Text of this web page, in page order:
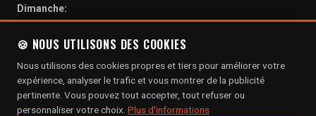
Dimanche:
Fermé
Carrer de Joan Güell, 207
Les Corts, 08028 Barcelona
🍪 NOUS UTILISONS DES COOKIES
Nous utilisons des cookies propres et tiers pour améliorer votre
expérience, analyser le trafic et vous montrer de la publicité
pertinente. Vous pouvez tout accepter, tout refuser ou
personnaliser votre choix. Plus d'informations